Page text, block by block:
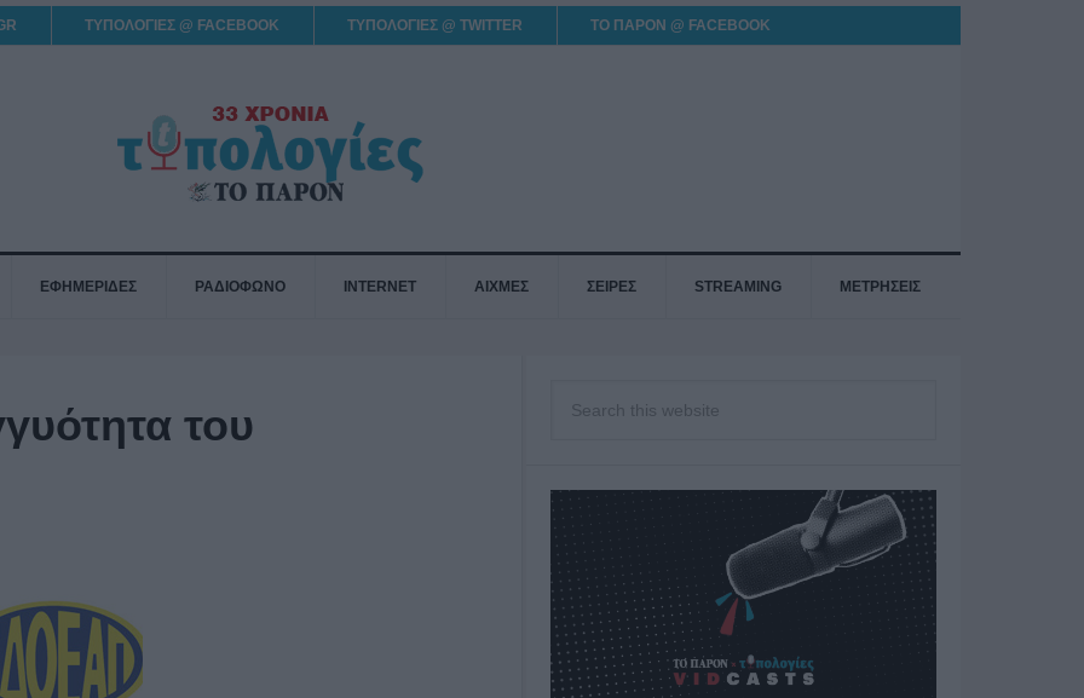
ΤΥΠΟΛΟΓΙΕΣ @ FACEBOOK ΤΥΠΟΛΟΓΙΕΣ @ TWITTER ΤΟ ΠΑΡΟΝ @ FACEBOOK
ΕΦΗΜΕΡΙΔΕΣ ΡΑΔΙΟΦΩΝΟ INTERNET ΑΙΧΜΕΣ ΣΕΙΡΕΣ STREAMING ΜΕΤΡΗΣΕΙΣ
του